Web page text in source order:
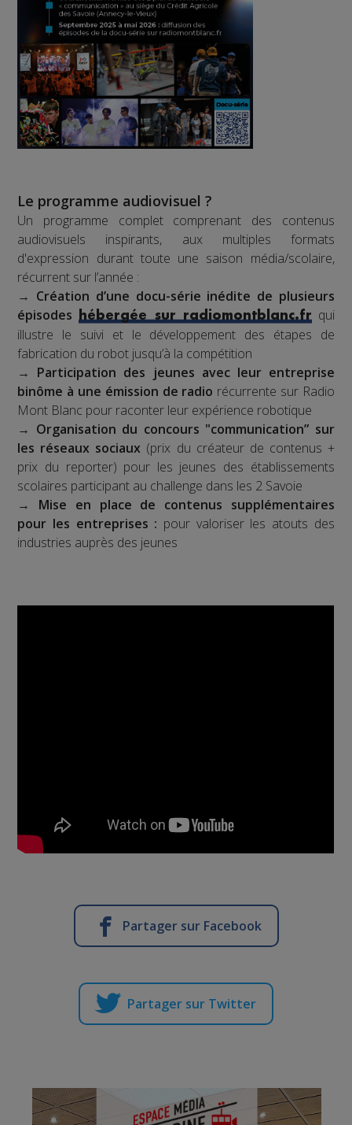
Le programme audiovisuel ?
Un programme complet comprenant des contenus
audiovisuels inspirants, aux multiples formats
d'expression durant toute une saison média/scolaire,
récurrent sur l’année :
→ Création d’une docu-série inédite de plusieurs
épisodes
hébergée sur radiomontblanc.frqui
illustre le suivi et le développement des étapes de
fabrication du robot jusqu’à la compétition
→ Participation des jeunes avec leur entreprise
binôme à une émission de radio récurrente sur Radio
Mont Blanc pour raconter leur expérience robotique
→ Organisation du concours "communication” sur
les réseaux sociaux (prix du créateur de contenus +
prix du reporter) pour les jeunes des établissements
scolaires participant au challenge dans les 2 Savoie
→ Mise en place de contenus supplémentaires
pour les entreprises : pour valoriser les atouts des
industries auprès des jeunes
Partager sur Facebook
Partager sur Twitter